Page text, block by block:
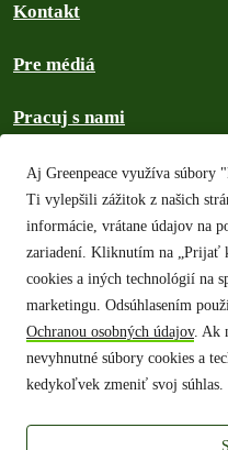
Aj Greenpeace využíva súbory
Ti vylepšili zážitok z našich
informácie, vrátane údajov na
zariadení. Kliknutím na „Prijať
cookies a iných technológií na
marketingu. Odsúhlasením
Ochranou osobných údajov. Ak
nevyhnutné súbory cookies a
kedykoľvek zmeniť svoj súhlas.
Kontakt
Pre médiá
Pracuj s nami
Mapa stránok
Ochrana osobných údajov
Autorské práva
Všeobecné podmienky
Pravidlá našej komunity
Hľadať v archíve